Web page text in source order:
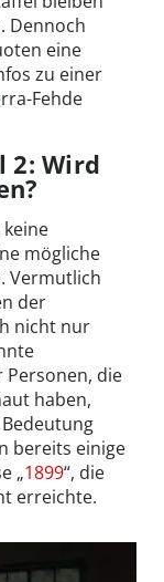
Dennoch
eine
zu einer
Fehde
2: Wird
mögliche
Vermutlich
der
nicht nur
Personen, die
haben,
bereits einige
„1899“, die
erreichte.